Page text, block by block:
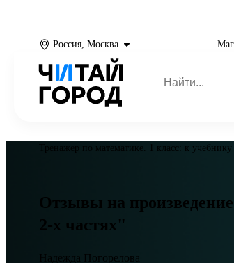
Россия, Москва
Тренажер по математике. 1 класс: к
Отзывы на
2-х частях"
Надежда Погорелова